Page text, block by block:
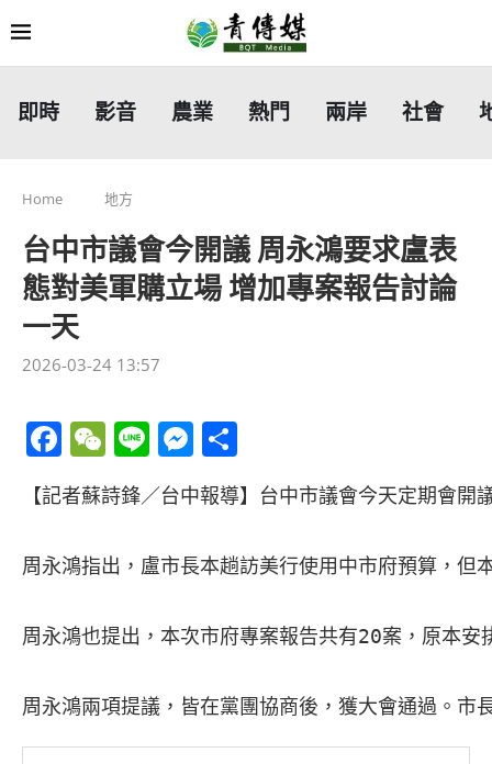
即時 影音 農業 熱門 兩岸 社會
Home 地方
台中市議會今開議 周永鴻要求盧表
態對美軍購立場 增加專案報告討論
一天
2026-03-24 13:57
Facebook
WeChat
LineMessenger
享
【記者蘇詩鋒／台中報導】台中市議會今天定期會
周永鴻指出，盧市長本趟訪美行使用中市府預算，
周永鴻也提出，本次市府專案報告共有20案，原本